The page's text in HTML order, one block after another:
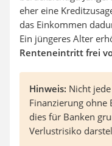
eher eine
das Einkommen
Ein jüngeres Alter
Renteneintritt frei
Hinweis: Nicht
Finanzierung ohne
dies für Banken
Verlustrisiko